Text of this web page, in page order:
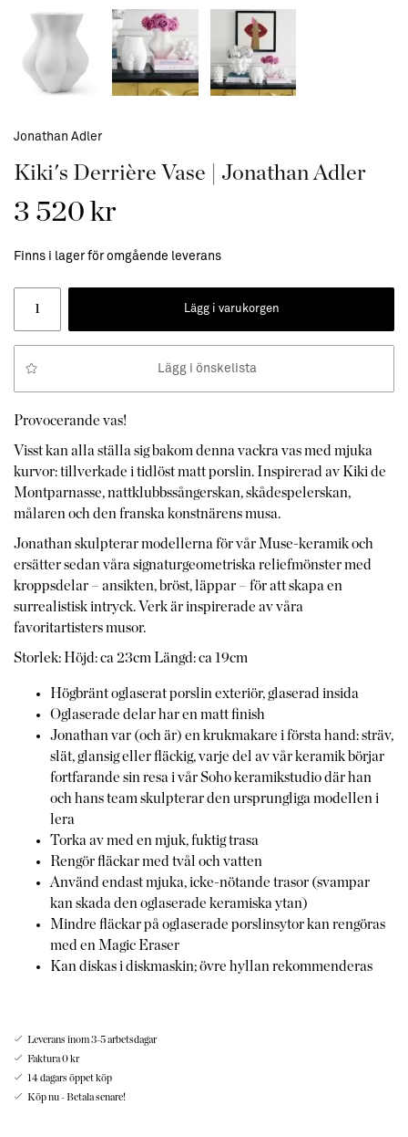
Jonathan Adler
Kiki's Derrière Vase | Jonathan Adler
3 520 kr
Finns i lager för omgående leverans
Lägg i varukorgen
Lägg i önskelista
Provocerande vas!
Visst kan alla ställa sig bakom denna vackra vas med mjuka
kurvor: tillverkade i tidlöst matt porslin. Inspirerad av Kiki de
Montparnasse, nattklubbssångerskan, skådespelerskan,
målaren och den franska konstnärens musa.
Jonathan skulpterar modellerna för vår Muse-keramik och
ersätter sedan våra signaturgeometriska reliefmönster med
kroppsdelar – ansikten, bröst, läppar – för att skapa en
surrealistisk intryck. Verk är inspirerade av våra
favoritartisters musor.
Storlek: Höjd: ca 23cm Längd: ca 19cm
Högbränt oglaserat porslin exteriör, glaserad insida
Oglaserade delar har en matt finish
Jonathan var (och är) en krukmakare i första hand: sträv,
slät, glansig eller fläckig, varje del av vår keramik börjar
fortfarande sin resa i vår Soho keramikstudio där han
och hans team skulpterar den ursprungliga modellen i
lera
Torka av med en mjuk, fuktig trasa
Rengör fläckar med tvål och vatten
Använd endast mjuka, icke-nötande trasor (svampar
kan skada den oglaserade keramiska ytan)
Mindre fläckar på oglaserade porslinsytor kan rengöras
med en Magic Eraser
Kan diskas i diskmaskin; övre hyllan rekommenderas
Leverans inom 3-5 arbetsdagar
Faktura 0 kr
14 dagars öppet köp
Köp nu - Betala senare!